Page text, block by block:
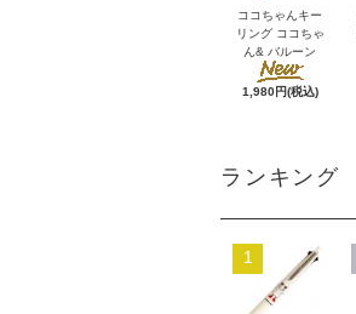
ココちゃんキー
リング ココちゃ
ん& バルーン
1,980円(税込)
ランキング
1